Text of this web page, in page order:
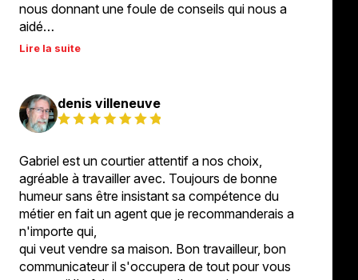
nous donnant une foule de conseils qui nous a
aidé…
Lire la suite
denis villeneuve
Gabriel est un courtier attentif a nos choix,
agréable à travailler avec. Toujours de bonne
humeur sans être insistant sa compétence du
métier en fait un agent que je recommanderais a
n'importe qui,
qui veut vendre sa maison. Bon travailleur, bon
communicateur il s'occupera de tout pour vous